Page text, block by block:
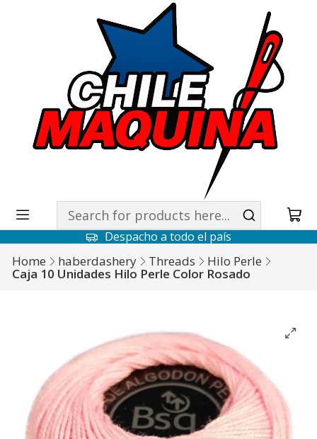
Despacho a todo el país
Home haberdashery Threads Hilo Perle
Caja 10 Unidades Hilo Perle Color Rosado